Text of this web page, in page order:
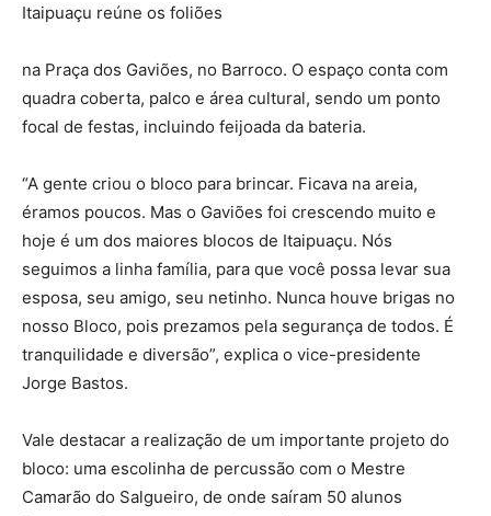
Itaipuaçu reúne os foliões
na Praça dos Gaviões, no Barroco. O espaço conta com
quadra coberta, palco e área cultural, sendo um ponto
focal de festas, incluindo feijoada da bateria.
“A gente criou o bloco para brincar. Ficava na areia,
éramos poucos. Mas o Gaviões foi crescendo muito e
hoje é um dos maiores blocos de Itaipuaçu. Nós
seguimos a linha família, para que você possa levar sua
esposa, seu amigo, seu netinho. Nunca houve brigas no
nosso Bloco, pois prezamos pela segurança de todos. É
tranquilidade e diversão”, explica o vice-presidente
Jorge Bastos.
Vale destacar a realização de um importante projeto do
bloco: uma escolinha de percussão com o Mestre
Camarão do Salgueiro, de onde saíram 50 alunos